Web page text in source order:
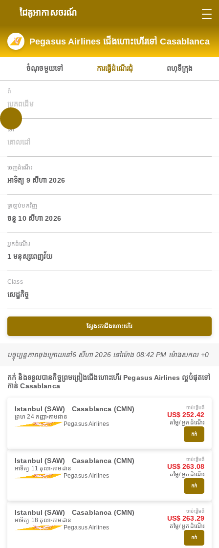
ដៃគូអាកាសចរណ៍
Pegasus Airlines ជើងហោះហើរទៅ Casablanca
ចំណុចមួយទៅ ការធ្វើដំណើរជុំ ពហុទីក្រុង
ពី
ប្រភពដើម
ទៅ
គោលដៅ
ចេញដំណើរ
អាទិត្យ 9 សីហា 2026
ត្រឡប់មកវិញ
ចន្ទ 10 សីហា 2026
អ្នកដំណើរ
1 មនុស្សពេញវ័យ
Class
សេដ្ឋកិច្ច
ស្វែងរកជើងហោះហើរ
បច្ចុប្បន្នភាពចុងក្រោយនៅ6 សីហា 2026 នៅ​ម៉ោង 08:42 PM ម៉ោង​សកល +0
កក់ និងទទួលបានកិច្ចព្រមព្រៀងជើងហោះហើរ Pegasus Airlines ល្អបំផុតទៅ
កាន់ Casablanca
Istanbul (SAW) Casablanca (CMN)
ព្រហ 24 កញ្ញា តាមដាន
Pegasus Airlines
ចាប់ផ្ដើមពី
US$ 252.42
តម្លៃ/ អ្នកដំណើរ
កក់
Istanbul (SAW) Casablanca (CMN)
អាទិត្យ 11 តុលា តាមដាន
Pegasus Airlines
ចាប់ផ្ដើមពី
US$ 263.08
តម្លៃ/ អ្នកដំណើរ
កក់
Istanbul (SAW) Casablanca (CMN)
អាទិត្យ 18 តុលា តាមដាន
Pegasus Airlines
ចាប់ផ្ដើមពី
US$ 263.29
តម្លៃ/ អ្នកដំណើរ
កក់